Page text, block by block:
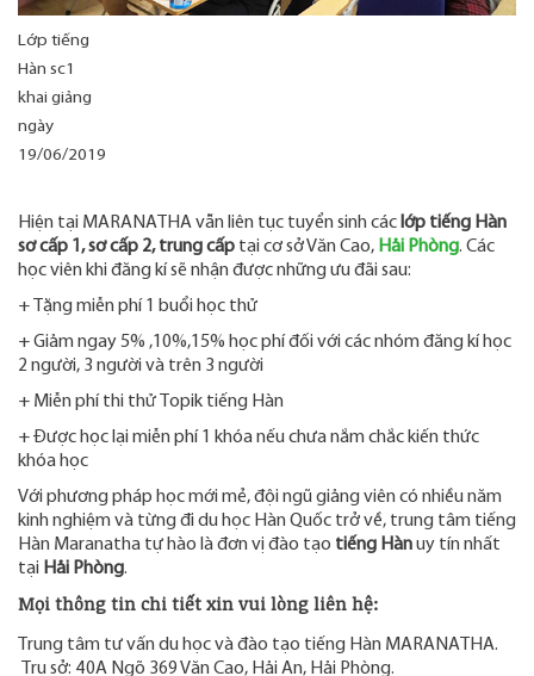
Lớp tiếng
Hàn sc1
khai giảng
ngày
19/06/2019
Hiện tại MARANATHA vẫn liên tục tuyển sinh các lớp tiếng Hàn
sơ cấp 1, sơ cấp 2, trung cấp tại cơ sở Văn Cao, Hải Phòng. Các
học viên khi đăng kí sẽ nhận được những ưu đãi sau:
+ Tặng miễn phí 1 buổi học thử
+ Giảm ngay 5% ,10%,15% học phí đối với các nhóm đăng kí học
2 người, 3 người và trên 3 người
+ Miễn phí thi thử Topik tiếng Hàn
+ Được học lại miễn phí 1 khóa nếu chưa nắm chắc kiến thức
khóa học
Với phương pháp học mới mẻ, đội ngũ giảng viên có nhiều năm
kinh nghiệm và từng đi du học Hàn Quốc trở về, trung tâm tiếng
Hàn Maranatha tự hào là đơn vị đào tạo tiếng Hànuy tín nhất
tại Hải Phòng.
Mọi thông tin chi tiết xin vui lòng liên hệ:
Trung tâm tư vấn du học và đào tạo tiếng Hàn MARANATHA.
Trụ sở: 40A Ngõ 369 Văn Cao, Hải An, Hải Phòng.